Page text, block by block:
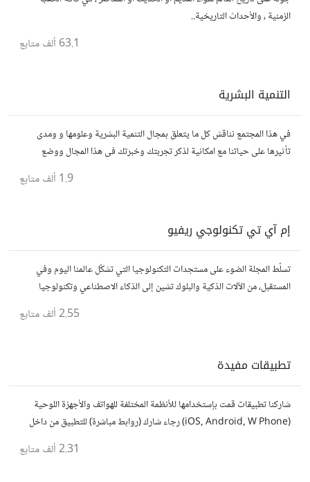
الزمنية ، والأحداث التاريخية..
63.1 ألف متابع
التنمية البشرية
في هذا المجتمع نناقش كل ما يتعلق بمجال التنمية البشرية وعلومها و ومدى
تأثيرها على حياتنا مع امكانية لذكر تجربتك وخبرتك فى هذا المجال ووضع
مقالات وروابط وفيديوهات مفيدة تعمل على التحفيز والنجاح والتقدم
1.9 ألف متابع
إم آي تي تكنولوجي ريفيو
تسلّط المجلة الضوء على مستجدات التكنولوجيا التي تشكّل عالمنا اليوم وفي
المستقبل، من الآلات الذكية والبلوك تشين إلى الذكاء الاصطناعي وتكنولوجيا
2.55 ألف متابع
تطبيقات مفيدة
شاركنا تطبيقات قمت بإستخدامها للأنظمة المختلفة للهواتف والأجهزة اللوحية
(iOS, Android, W Phone) رجاء شارك (روابط مباشرة) للتطبيق من داخل
المتجر..إلا في حالة وجود عدة تطبيقات أو شرح مطول شاركها كموضوع
2.31 ألف متابع